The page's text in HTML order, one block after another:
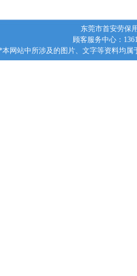
东莞市首安劳保
顾客服务中心：
本网站中所涉及的图片、文字等资料均